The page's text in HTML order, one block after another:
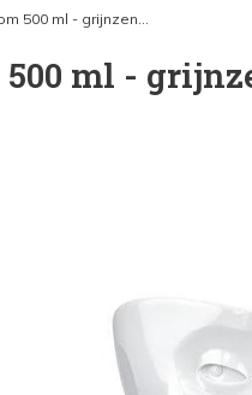
500 ml - grijnzen...
ml -